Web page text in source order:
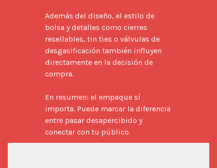
Además del diseño, el estilo de
bolsa y detalles como cierres
resellables, tin ties o válvulas de
desgasificación también influyen
directamente en la decisión de
compra.
En resumen: el empaque sí
importa. Puede marcar la diferencia
entre pasar desapercibido y
conectar con tu público.